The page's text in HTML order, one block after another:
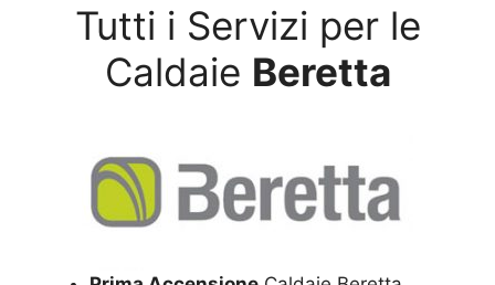
Tutti i Servizi per le
Caldaie Beretta